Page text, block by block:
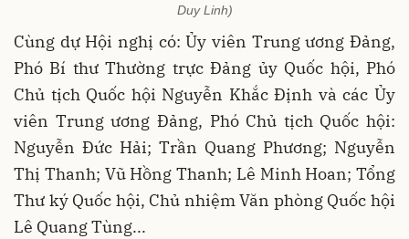
Duy Linh)
Cùng dự Hội nghị có: Ủy viên Trung ương Đảng,
Phó Bí thư Thường trực Đảng ủy Quốc hội, Phó
Chủ tịch Quốc hội Nguyễn Khắc Định và các Ủy
viên Trung ương Đảng, Phó Chủ tịch Quốc hội:
Nguyễn Đức Hải; Trần Quang Phương; Nguyễn
Thị Thanh; Vũ Hồng Thanh; Lê Minh Hoan; Tổng
Thư ký Quốc hội, Chủ nhiệm Văn phòng Quốc hội
Lê Quang Tùng...